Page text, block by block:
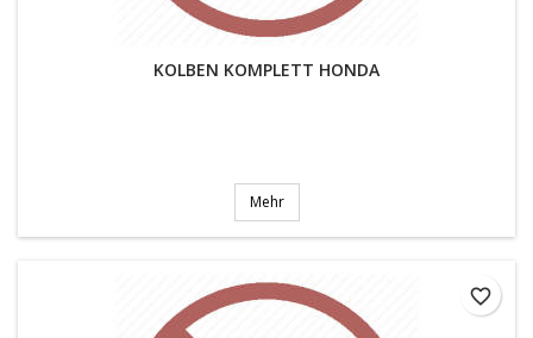
KOLBEN KOMPLETT HONDA
Mehr
favorite_border